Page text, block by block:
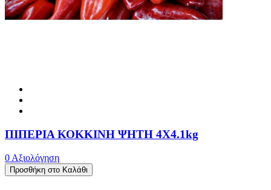
ΠΙΠΕΡΙΑ ΚΟΚΚΙΝΗ ΨΗΤΗ 4X4.1kg
0 Αξιολόγηση
Προσθήκη στο Καλάθι